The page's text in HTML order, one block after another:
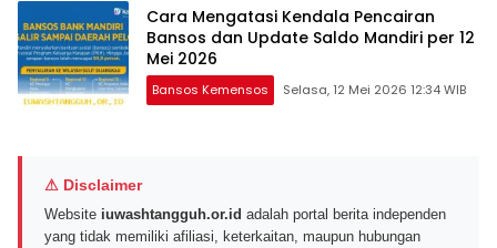
Cara Mengatasi Kendala Pencairan
Bansos dan Update Saldo Mandiri per 12
Mei 2026
Bansos Kemensos Selasa, 12 Mei 2026 12:34 WIB
⚠ Disclaimer
Website iuwashtangguh.or.id adalah portal berita independen
yang tidak memiliki afiliasi, keterkaitan, maupun hubungan